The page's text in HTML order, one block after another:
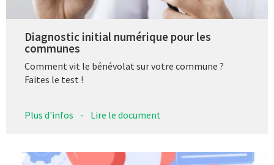
Diagnostic initial numérique pour les
communes
Comment vit le bénévolat sur votre commune ?
Faites le test !
Plus d'infos - Lire le document